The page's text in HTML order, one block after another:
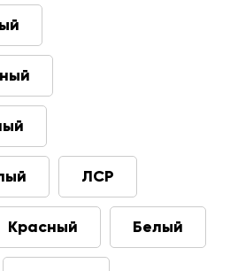
ЛСР
Красный Белый